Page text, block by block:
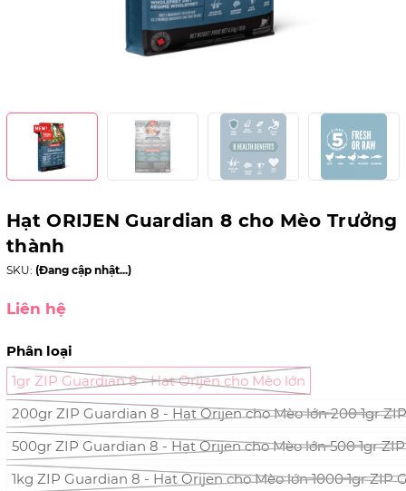
Hạt ORIJEN Guardian 8 cho Mèo Trưởng
thành
SKU: (Đang cập nhật...)
Liên hệ
Phân loại
1gr ZIP Guardian 8 - Hạt Orijen cho Mèo lớn
200gr ZIP Guardian 8 - Hạt Orijen cho Mèo lớn 200 1gr
500gr ZIP Guardian 8 - Hạt Orijen cho Mèo lớn 500 1gr
1kg ZIP Guardian 8 - Hạt Orijen cho Mèo lớn 1000 1gr ZIP